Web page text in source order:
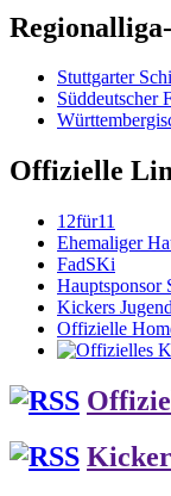
Stuttgarter
Süddeutscher
Offizielle
12für11
Ehemaliger
FadSKi
Hauptsponsor
Kickers Jugend
Offizielle